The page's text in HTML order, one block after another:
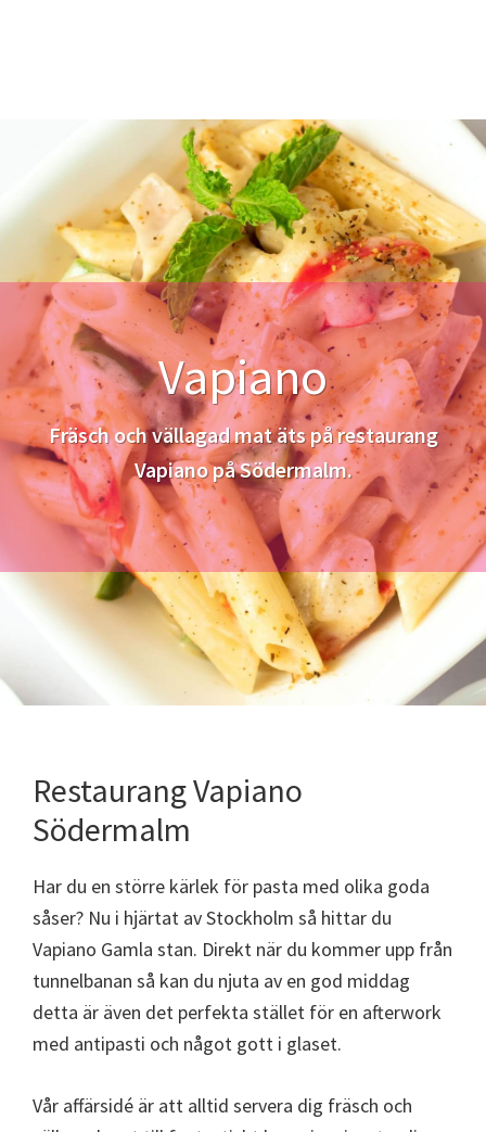
Vapiano
Fräsch och vällagad mat äts på restaurang
Vapiano på Södermalm.
Restaurang Vapiano
Södermalm
Har du en större kärlek för pasta med olika goda
såser? Nu i hjärtat av Stockholm så hittar du
Vapiano Gamla stan. Direkt när du kommer upp från
tunnelbanan så kan du njuta av en god middag
detta är även det perfekta stället för en afterwork
med antipasti och något gott i glaset.
Vår affärsidé är att alltid servera dig fräsch och